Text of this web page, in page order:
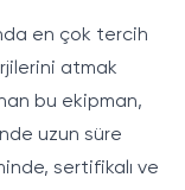
en çok tercih
atmak
bu ekipman,
uzun süre
sertifikalı ve